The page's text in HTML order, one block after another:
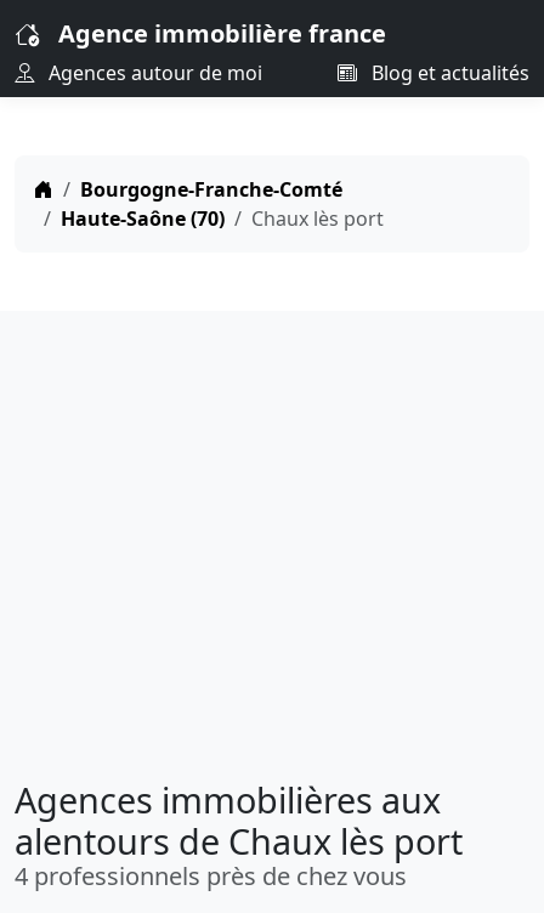
Agence immobilière france
Agences autour de moi Blog et actualités
Bourgogne-Franche-Comté
Haute-Saône (70)
Chaux lès port
Agences immobilières aux
alentours de Chaux lès port
4 professionnels près de chez vous